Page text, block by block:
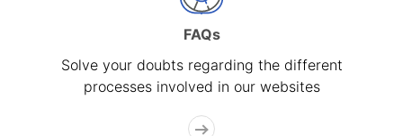
FAQs
Solve your doubts regarding the different
processes involved in our websites